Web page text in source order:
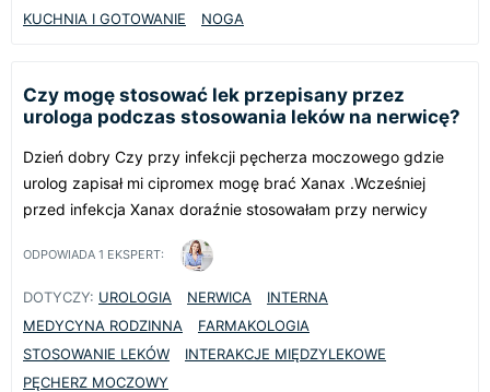
KUCHNIA I GOTOWANIE
NOGA
Czy mogę stosować lek przepisany przez
urologa podczas stosowania leków na nerwicę?
Dzień dobry Czy przy infekcji pęcherza moczowego gdzie
urolog zapisał mi cipromex mogę brać Xanax .Wcześniej
przed infekcja Xanax doraźnie stosowałam przy nerwicy
ODPOWIADA 1 EKSPERT:
DOTYCZY: UROLOGIA NERWICA
INTERNA
MEDYCYNA RODZINNA
FARMAKOLOGIA
STOSOWANIE LEKÓW
INTERAKCJE MIĘDZYLEKOWE
PĘCHERZ MOCZOWY